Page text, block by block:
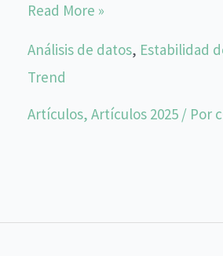
Read More »
Análisis de datos, Estabilidad
Trend
Artículos, Artículos 2025/ Por